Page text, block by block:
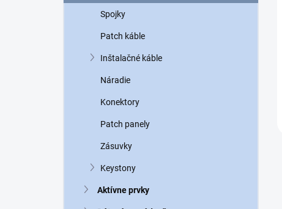
n
Spojky
Patch káble
Inštalačné káble
Náradie
Konektory
Patch panely
Zásuvky
Keystony
Aktívne prvky